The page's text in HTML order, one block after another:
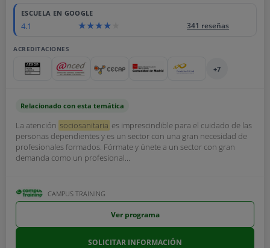
ESCUELA EN GOOGLE
4.1 341 reseñas
ACREDITACIONES
+7
Relacionado con esta temática
La atención sociosanitaria es imprescindible para el cuidado de las
personas dependientes y es un sector con una gran necesidad de
profesionales formados. Fórmate y únete a un sector con gran
demanda como un profesional...
CAMPUS TRAINING
Ver programa
SOLICITAR INFORMACIÓN